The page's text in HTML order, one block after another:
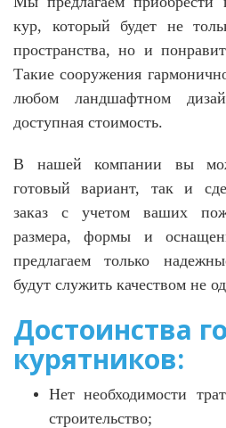
кур, который будет не
пространства, но и
Такие сооружения
любом ландшафтном
доступная стоимость.
В нашей компании вы
готовый вариант, так и
заказ с учетом ваших
размера, формы и
предлагаем только
будут служить качеством не
Достоинства
курятников:
Нет необходимости
строительство;